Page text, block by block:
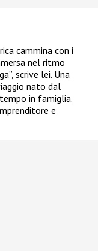
cammina con i
nel ritmo
scrive lei. Una
nato dal
in famiglia.
e